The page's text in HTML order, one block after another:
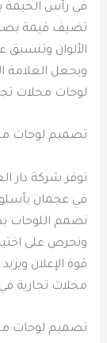
في رأس الخيمة
تضيف قيمة
الألوان
ويجعل العلامة
لوحات محلات
تصميم لوحات
توفر شركة دار
في عجمان
نصمم اللوحات
ونحرص على
قوة الإعلان
محلات تجارية
تصميم لوحات